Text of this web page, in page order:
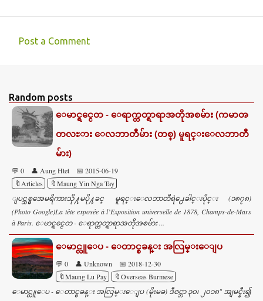
m
e
n
s
Post a Comment
Random posts
ေမာင္ရင္ငေတ - ေရာက္တတ္ရာရာအတိုအစမ်ား (ကမာၻ
တလႊား ေလဘာတီမ်ား (တစ္) မူရင္းေလဘာတီ
မ်ား)
💬 0 👤 Aung Htet
📅 2015-06-19
🔖Articles
🔖Maung Yin Nga Tay
ျပင္သစ္မွအေမရိကားသို႔မပို႔ခင္ မူရင္းေလဘာတီရဲ႕ေခါင္းပိုင္း (၁၈၇၈)
(Photo Google)La tête exposée à l’Exposition universelle de 1878, Champs-de-Mars
à Paris. ေမာင္ရင္ငေတ - ေရာက္တတ္ရာရာအတိုအစမ်ား ...
ေမာင္လူေပ - ေတာင္စခန္း အလြမ္းေျပ
💬 0 👤 Unknown
📅 2018-12-30
🔖Maung Lu Pay
🔖Overseas Burmese
ေမာင္လူေပ - ေတာင္စခန္း အလြမ္းေျပ (မိုးမခ) ဒီဇင္ဘာ ၃၀၊ ၂၀၁၈" အျမင္နီး၍